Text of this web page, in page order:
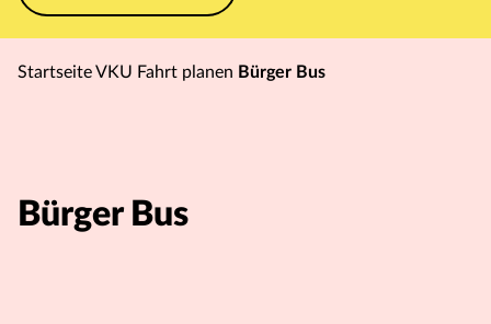
Startseite VKU Fahrt planen Bürger Bus
Bürger Bus